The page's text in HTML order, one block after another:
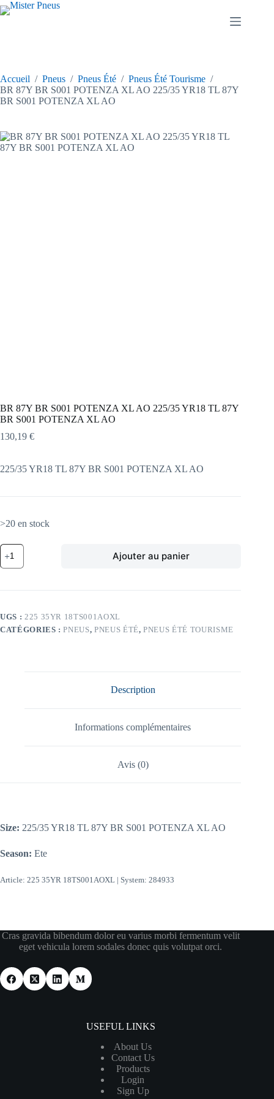
Passer
au
Accueil / Pneus / Pneus Été / Pneus Été Tourisme /
BR 87Y BR S001 POTENZA XL AO 225/35 YR18 TL 87Y
BR S001 POTENZA XL AO
BR 87Y BR S001 POTENZA XL AO 225/35 YR18 TL 87Y
BR S001 POTENZA XL AO
130,19 €
225/35 YR18 TL 87Y BR S001 POTENZA XL AO
>20 en stock
quantité
de
BR
BR
XL
AO
Ajouter au panier
UGS : 225 35YR 18TS001AOXL
CATÉGORIES :PNEUS,PNEUS ÉTÉ,PNEUS ÉTÉ TOURISME
Description
Informations complémentaires
Avis (0)
Size: 225/35 YR18 TL 87Y BR S001 POTENZA XL AO
Season: Ete
Article: 225 35YR 18TS001AOXL | System: 284933
Cras gravida bibendum dolor eu varius morbi fermentum velit
eget vehicula lorem sodales donec quis volutpat orci.
USEFUL LINKS
About Us
Contact Us
Products
Login
Sign Up